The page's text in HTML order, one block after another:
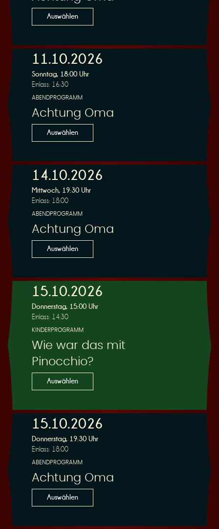
n
g
Auswählen
11.10.2026
Sonntag, 18:00 Uhr
Einlass: 16:30
ABENDPROGRAMM
Achtung Oma
Auswählen
14.10.2026
Mittwoch, 19:30 Uhr
Einlass: 18:00
ABENDPROGRAMM
Achtung Oma
Auswählen
15.10.2026
Donnerstag, 15:00 Uhr
Einlass: 14:30
KINDERPROGRAMM
Wie war das mit
Pinocchio?
Auswählen
15.10.2026
Donnerstag, 19:30 Uhr
Einlass: 18:00
ABENDPROGRAMM
Achtung Oma
Auswählen